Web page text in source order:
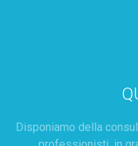
Disponiamo della